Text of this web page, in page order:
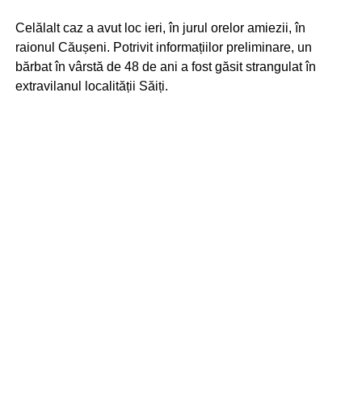
Celălalt caz a avut loc ieri, în jurul orelor amiezii, în
raionul Căușeni. Potrivit informațiilor preliminare, un
bărbat în vârstă de 48 de ani a fost găsit strangulat în
extravilanul localității Săiți.